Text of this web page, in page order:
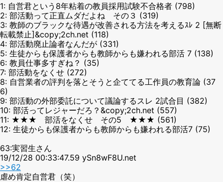
1: 自営君という8年粘着の教員採用試験不合格者 (798)
2: 部活動って正直ムダだよね その３ (319)
3: 教師のブラックな待遇が改善される方法を考えるｽﾚ 2 [無断
転載禁止]&copy;2ch.net (118)
4: 部活動廃止論者なんだが (331)
5: 生徒からも保護者からも教師からも嫌われる部活 7 (138)
6: 教員仕事多すぎね？ (35)
7: 部活動をなくせ (272)
8: 自営業者の評判を落とそうと企ててる工作員の教育論 (37
6)
9: 部活動の外部委託について議論するスレ 2試合目 (382)
10: 部活ってレジャーだろ？&copy;2ch.net (557)
11: ★★★ 部活をなくせ その5 ★★★ (561)
12: 生徒からも保護者からも教師からも嫌われる部活7 (75)
63:実習生さん
19/12/28 00:33:47.59 ySn8wF8U.net
>>62
虐め肯定自営君（笑）